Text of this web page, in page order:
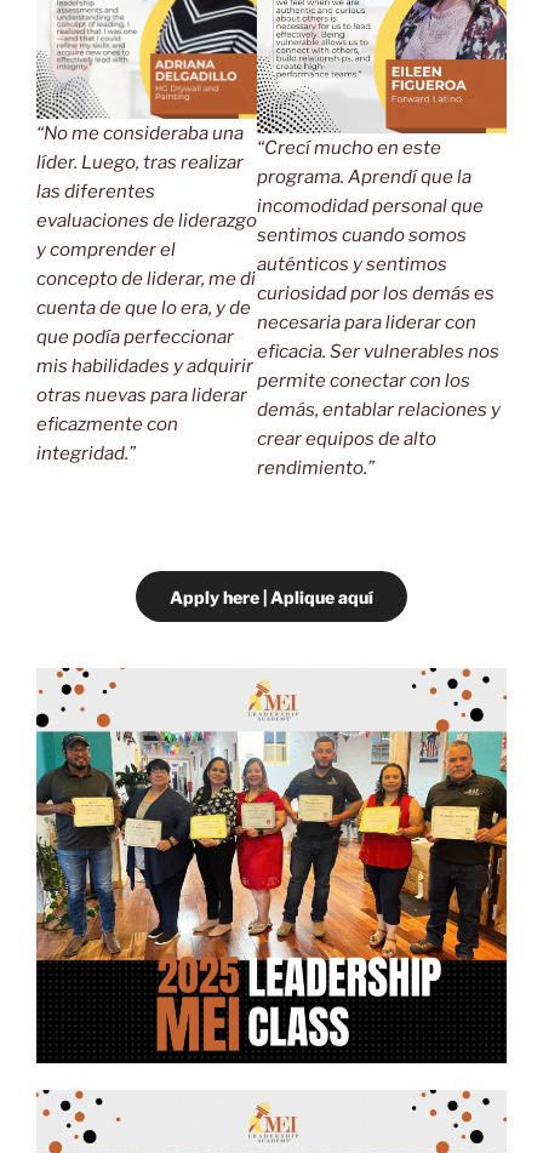
“No me consideraba una
líder. Luego, tras realizar
las diferentes
evaluaciones de liderazgo
y comprender el
concepto de liderar, me di
cuenta de que lo era, y de
que podía perfeccionar
mis habilidades y adquirir
otras nuevas para liderar
eficazmente con
integridad.”
“Crecí mucho en este
programa. Aprendí que la
incomodidad personal que
sentimos cuando somos
auténticos y sentimos
curiosidad por los demás es
necesaria para liderar con
eficacia. Ser vulnerables nos
permite conectar con los
demás, entablar relaciones y
crear equipos de alto
rendimiento.”
Apply here | Aplique aquí